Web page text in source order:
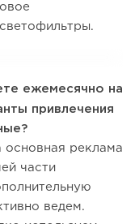
ежемесячно на
привлечения
реклама
части
ведем.